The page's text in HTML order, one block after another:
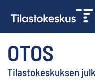
OTOS
Tilastokeskuksen